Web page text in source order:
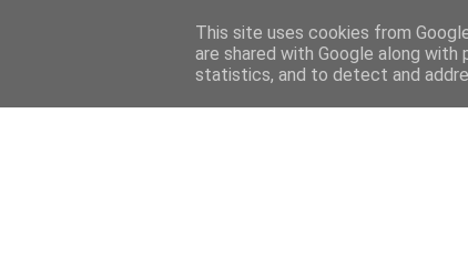
This site uses cookies from
are shared with Google along
statistics, and to detect and